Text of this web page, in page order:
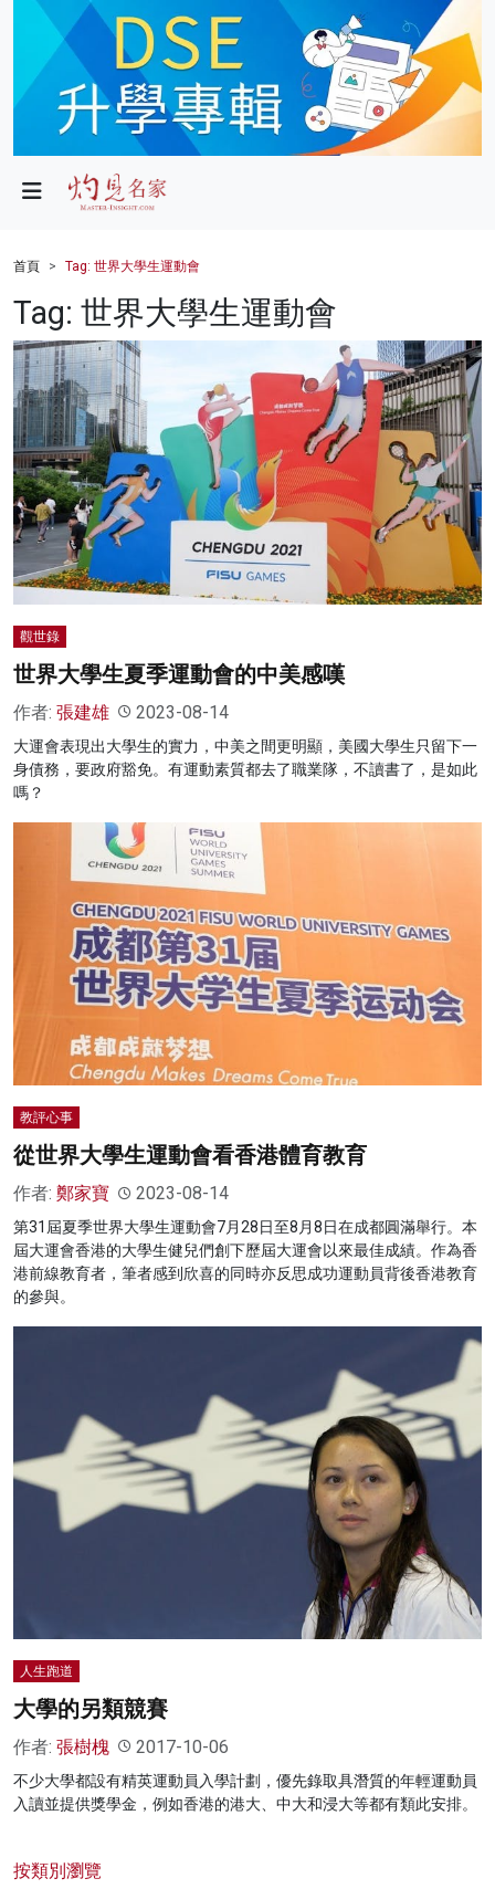
政局
財經
健康
商業
科技
影片
名家榜
灼見活動
首頁 Tag: 世界大學生運動會
Tag: 世界大學生運動會
觀世錄
世界大學生夏季運動會的中美感嘆
作者: 張建雄 2023-08-14
大運會表現出大學生的實力，中美之間更明顯，美國大學生只留下一
身債務，要政府豁免。有運動素質都去了職業隊，不讀書了，是如此
嗎？
教評心事
從世界大學生運動會看香港體育教育
作者: 鄭家寶 2023-08-14
第31屆夏季世界大學生運動會7月28日至8月8日在成都圓滿舉行。本
屆大運會香港的大學生健兒們創下歷屆大運會以來最佳成績。作為香
港前線教育者，筆者感到欣喜的同時亦反思成功運動員背後香港教育
的參與。
人生跑道
大學的另類競賽
作者: 張樹槐 2017-10-06
不少大學都設有精英運動員入學計劃，優先錄取具潛質的年輕運動員
入讀並提供獎學金，例如香港的港大、中大和浸大等都有類此安排。
按類別瀏覽